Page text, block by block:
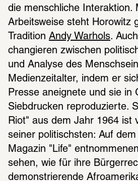
die menschliche Interaktion.
Arbeitsweise steht Horowitz
Tradition Andy Warhols.
changieren zwischen
und Analyse des
Medienzeitalter, indem er
Presse aneignete und sie in
Siebdrucken reproduzierte.
Riot" aus dem Jahr 1964 ist
seiner politischsten: Auf
Magazin "Life"
sehen, wie für ihre
demonstrierende